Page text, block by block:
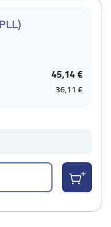
45,14 €
36,11 €